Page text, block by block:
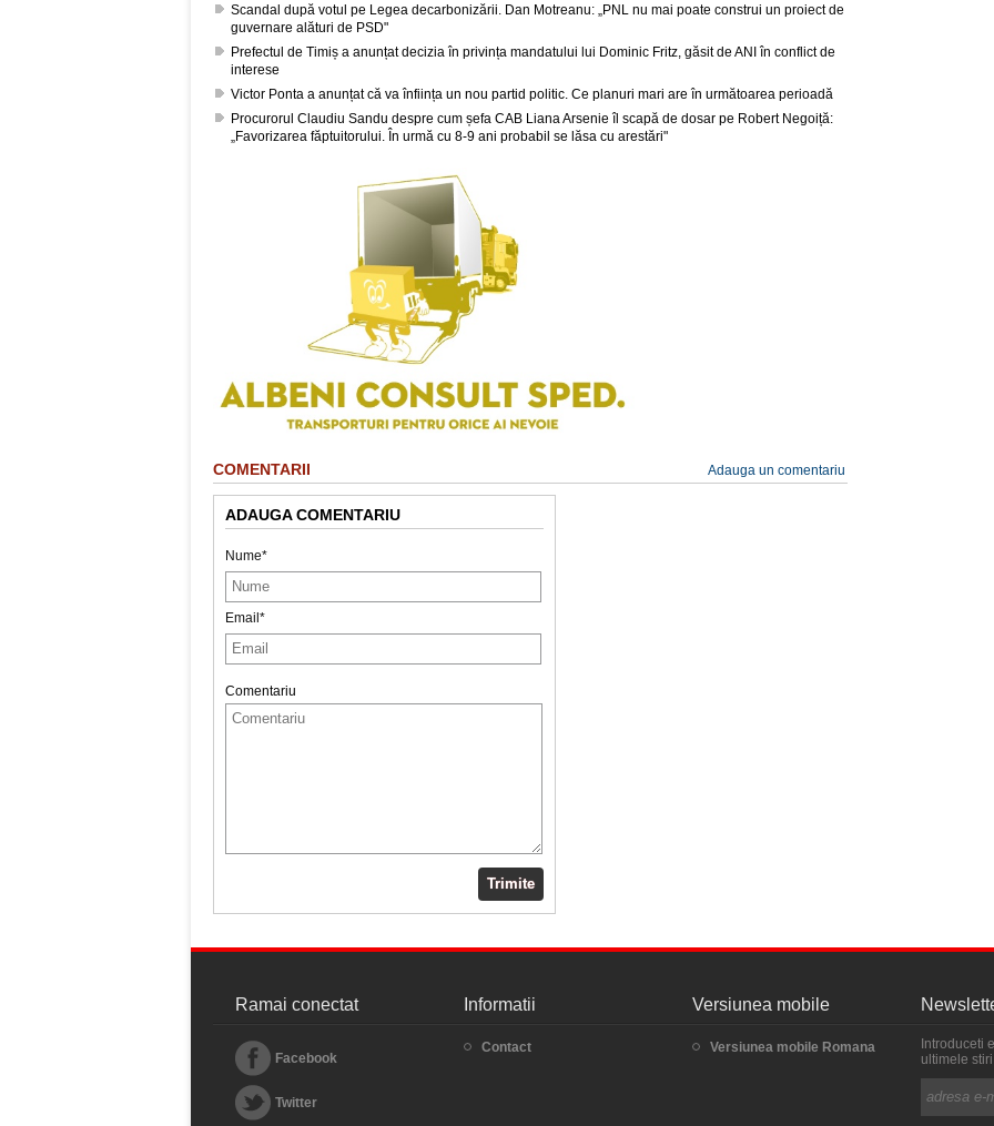
Scandal după votul pe Legea decarbonizării. Dan Motreanu: „PNL nu mai poate construi un proiect de
guvernare alături de PSD"
Prefectul de Timiș a anunțat decizia în privința mandatului lui Dominic Fritz, găsit de ANI în conflict de
interese
Victor Ponta a anunțat că va înființa un nou partid politic. Ce planuri mari are în următoarea perioadă
Procurorul Claudiu Sandu despre cum șefa CAB Liana Arsenie îl scapă de dosar pe Robert Negoiță:
„Favorizarea făptuitorului. În urmă cu 8-9 ani probabil se lăsa cu arestări"
COMENTARII Adauga un comentariu
ADAUGA COMENTARIU
Nume*
Email*
Comentariu
Trimite
Ramai conectat
Facebook
Twitter
Informatii
Contact
Versiunea mobile
Versiunea mobile Romana
Introduceti
ultimele